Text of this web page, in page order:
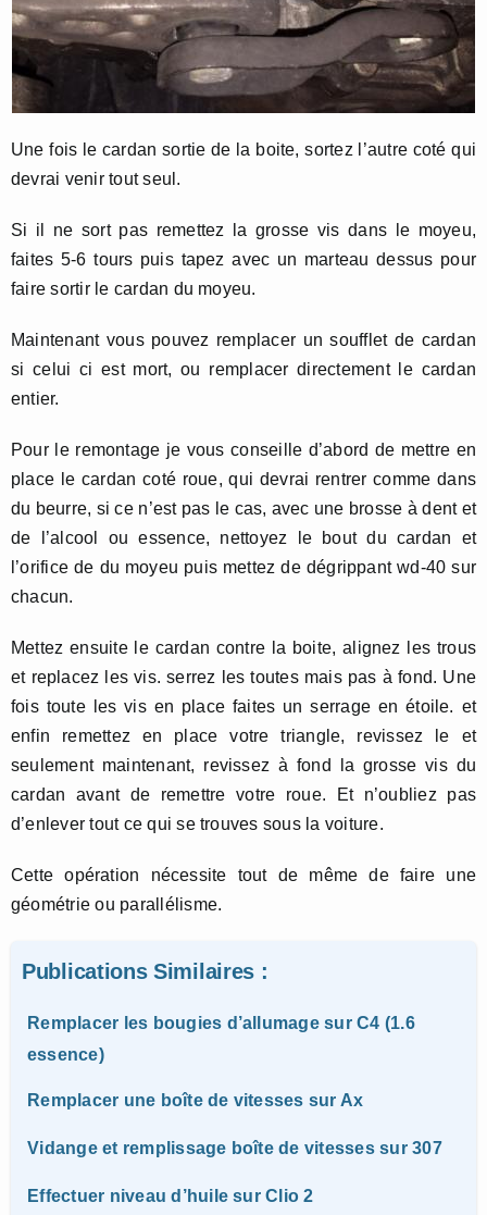
Une fois le cardan sortie de la boite, sortez l’autre coté qui
devrai venir tout seul.
Si il ne sort pas remettez la grosse vis dans le moyeu,
faites 5-6 tours puis tapez avec un marteau dessus pour
faire sortir le cardan du moyeu.
Maintenant vous pouvez remplacer un soufflet de cardan
si celui ci est mort, ou remplacer directement le cardan
entier.
Pour le remontage je vous conseille d’abord de mettre en
place le cardan coté roue, qui devrai rentrer comme dans
du beurre, si ce n’est pas le cas, avec une brosse à dent et
de l’alcool ou essence, nettoyez le bout du cardan et
l’orifice de du moyeu puis mettez de dégrippant wd-40 sur
chacun.
Mettez ensuite le cardan contre la boite, alignez les trous
et replacez les vis. serrez les toutes mais pas à fond. Une
fois toute les vis en place faites un serrage en étoile. et
enfin remettez en place votre triangle, revissez le et
seulement maintenant, revissez à fond la grosse vis du
cardan avant de remettre votre roue. Et n’oubliez pas
d’enlever tout ce qui se trouves sous la voiture.
Cette opération nécessite tout de même de faire une
géométrie ou parallélisme.
Publications Similaires :
Remplacer les bougies d’allumage sur C4 (1.6
essence)
Remplacer une boîte de vitesses sur Ax
Vidange et remplissage boîte de vitesses sur 307
Effectuer niveau d’huile sur Clio 2